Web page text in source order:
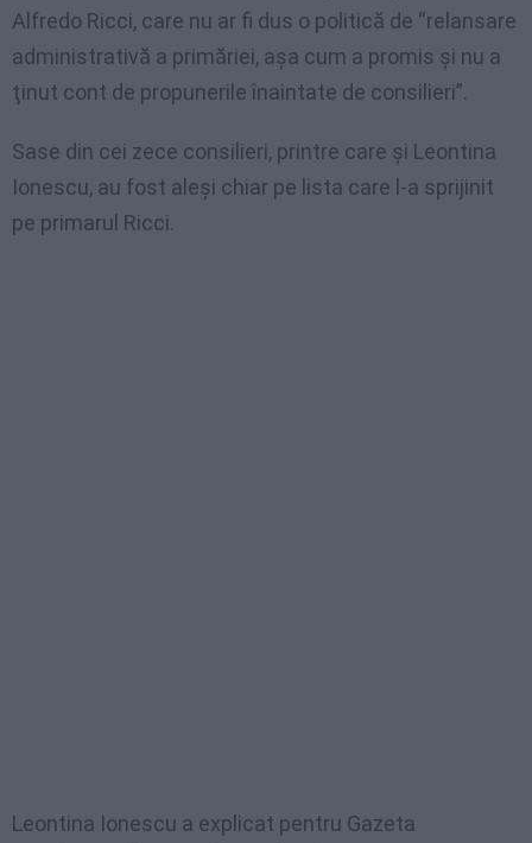
Alfredo Ricci, care nu ar fi dus o politică de “relansare
administrativă a primăriei, aşa cum a promis şi nu a
ţinut cont de propunerile înaintate de consilieri”.
Sase din cei zece consilieri, printre care şi Leontina
Ionescu, au fost aleşi chiar pe lista care l-a sprijinit
pe primarul Ricci.
Leontina Ionescu a explicat pentru Gazeta